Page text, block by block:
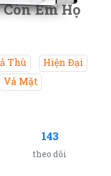
Em Họ
Thù
Hiện Đại
Vả Mặt
143
theo dõi